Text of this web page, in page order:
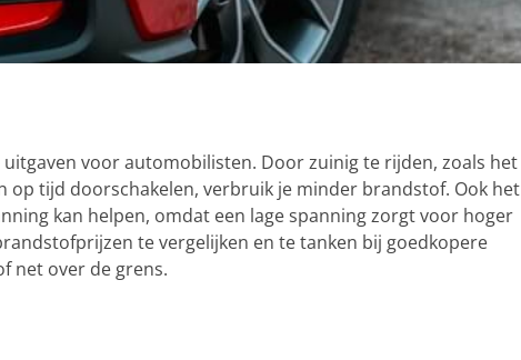
voor automobilisten. Door zuinig te rijden, zoals het
tijd doorschakelen, verbruik je minder brandstof. Ook het
kan helpen, omdat een lage spanning zorgt voor hoger
te vergelijken en te tanken bij goedkopere
net over de grens.